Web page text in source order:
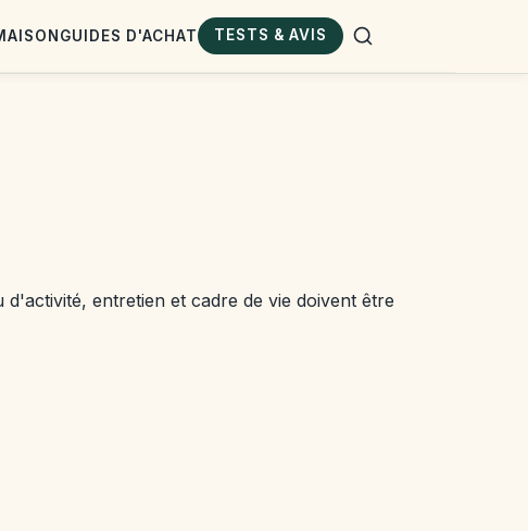
GUIDES D'ACHAT TESTS & AVIS
entretien et cadre de vie doivent être